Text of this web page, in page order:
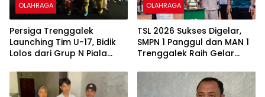
OLAHRAGA
Persiga Trenggalek
Launching Tim U-17, Bidik
Lolos dari Grup N Piala
OLAHRAGA
TSL 2026 Sukses Digelar,
SMPN 1 Panggul dan MAN 1
Trenggalek Raih Gelar